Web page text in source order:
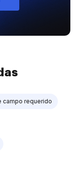
campo requerido